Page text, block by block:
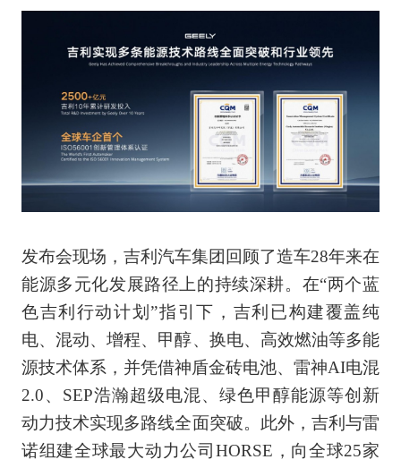
发布会现场，吉利汽车集团回顾了造车28年来在
能源多元化发展路径上的持续深耕。在“两个蓝
色吉利行动计划”指引下，吉利已构建覆盖纯
电、混动、增程、甲醇、换电、高效燃油等多能
源技术体系，并凭借神盾金砖电池、雷神AI电混
2.0、SEP浩瀚超级电混、绿色甲醇能源等创新
动力技术实现多路线全面突破。此外，吉利与雷
诺组建全球最大动力公司HORSE，向全球25家